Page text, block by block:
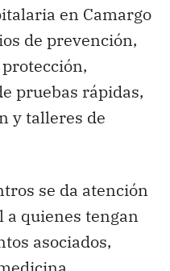
en Camargo
de prevención,
pruebas rápidas,
y talleres de
se da atención
a quienes tengan
asociados,